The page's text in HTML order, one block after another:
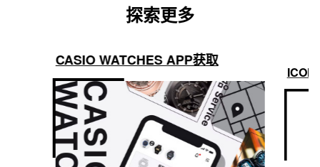
探索更多
CASIO WATCHES APP获取